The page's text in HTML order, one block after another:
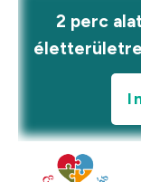
2 perc